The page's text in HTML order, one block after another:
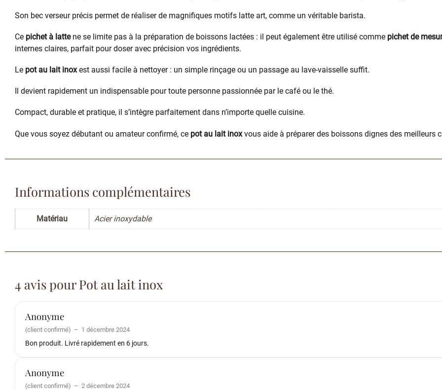
Son bec verseur précis permet de réaliser de magnifiques motifs latte art, comme un véritable barista.
Ce pichet à lattene se limite pas à la préparation de boissons lactées : il peut également être utilisé comme pichet de
internes claires, parfait pour doser avec précision vos ingrédients.
Le pot au lait inoxest aussi facile à nettoyer : un simple rinçage ou un passage au lave-vaisselle suffit.
Il devient rapidement un indispensable pour toute personne passionnée par le café ou le thé.
Compact, durable et pratique, il s’intègre parfaitement dans n’importe quelle cuisine.
Que vous soyez débutant ou amateur confirmé, ce pot au lait inoxvous aide à préparer des boissons dignes des meilleurs
Informations complémentaires
Matériau Acier inoxydable
4 avis pourPot au lait inox
Anonyme
(client confirmé) – 1 décembre 2024
Bon produit. Livré rapidement en 6 jours.
Anonyme
(client confirmé) – 2 décembre 2024